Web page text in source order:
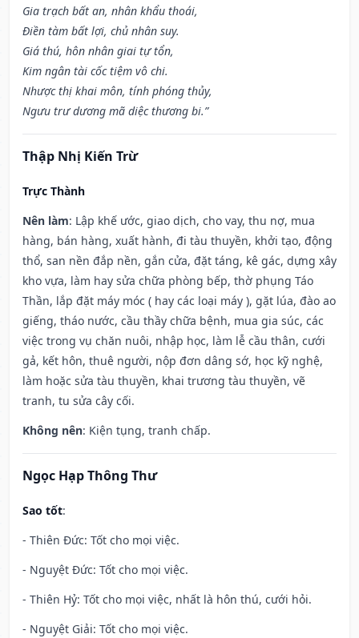
Gia trạch bất an, nhân khẩu thoái,
Điền tàm bất lợi, chủ nhân suy.
Giá thú, hôn nhân giai tự tổn,
Kim ngân tài cốc tiệm vô chi.
Nhược thị khai môn, tính phóng thủy,
Ngưu trư dương mã diệc thương bi.”
Thập Nhị Kiến Trừ
Trực Thành
Nên làm: Lập khế ước, giao dịch, cho vay, thu nợ, mua
hàng, bán hàng, xuất hành, đi tàu thuyền, khởi tạo, động
thổ, san nền đắp nền, gắn cửa, đặt táng, kê gác, dựng xây
kho vựa, làm hay sửa chữa phòng bếp, thờ phụng Táo
Thần, lắp đặt máy móc ( hay các loại máy ), gặt lúa, đào ao
giếng, tháo nước, cầu thầy chữa bệnh, mua gia súc, các
việc trong vụ chăn nuôi, nhập học, làm lễ cầu thân, cưới
gả, kết hôn, thuê người, nộp đơn dâng sớ, học kỹ nghệ,
làm hoặc sửa tàu thuyền, khai trương tàu thuyền, vẽ
tranh, tu sửa cây cối.
Không nên: Kiện tụng, tranh chấp.
Ngọc Hạp Thông Thư
Sao tốt:
- Thiên Đức: Tốt cho mọi việc.
- Nguyệt Đức: Tốt cho mọi việc.
- Thiên Hỷ: Tốt cho mọi việc, nhất là hôn thú, cưới hỏi.
- Nguyệt Giải: Tốt cho mọi việc.